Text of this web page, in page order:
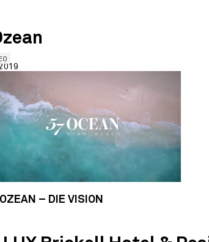
– DIE VISION